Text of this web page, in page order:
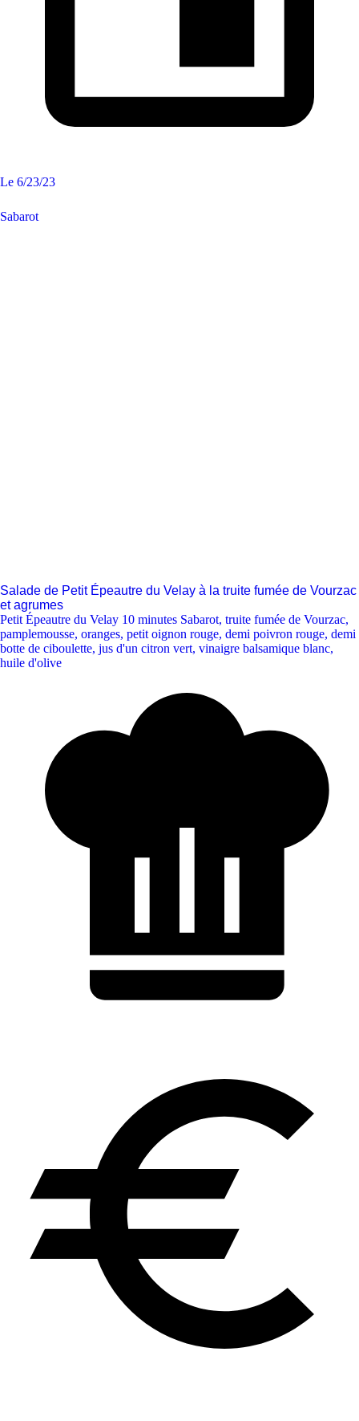
Le 6/23/23
Sabarot
Salade de Petit Épeautre du Velay à la truite fumée de Vourzac
et agrumes
Petit Épeautre du Velay 10 minutes Sabarot, truite fumée de Vourzac,
pamplemousse, oranges, petit oignon rouge, demi poivron rouge, demi
botte de ciboulette, jus d'un citron vert, vinaigre balsamique blanc,
huile d'olive